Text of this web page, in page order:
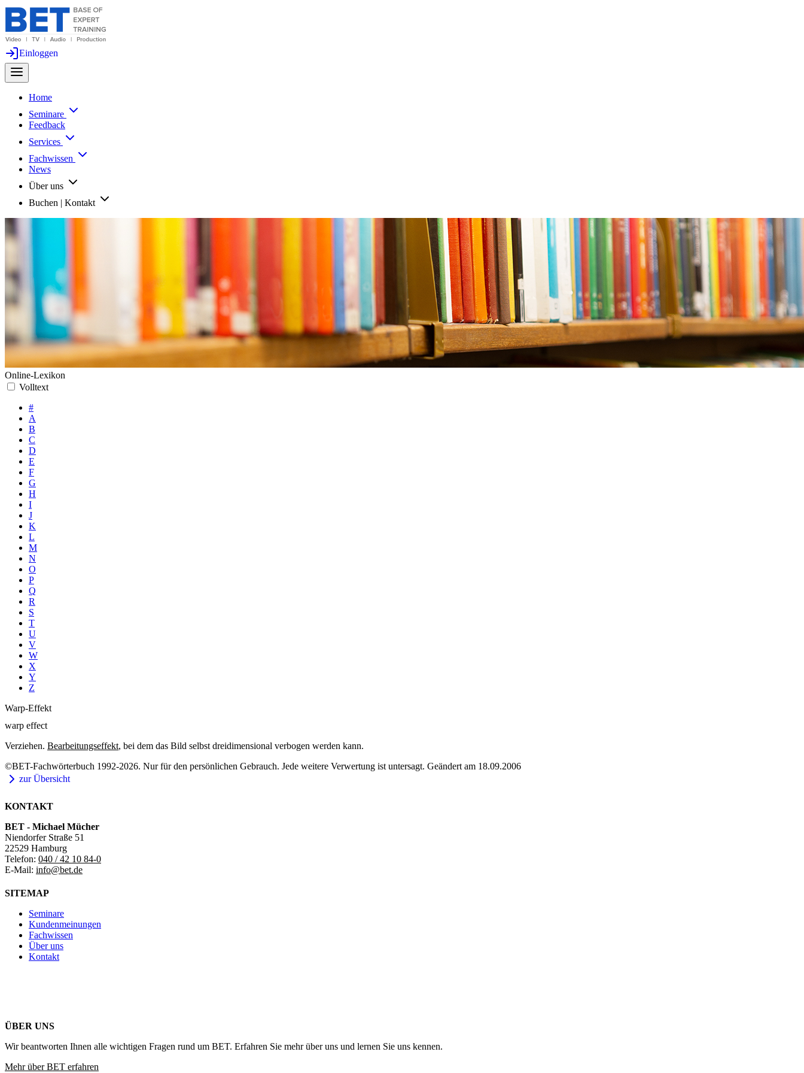
Einloggen
Home
Seminare
Feedback
Services
Fachwissen
News
Über uns
Buchen | Kontakt
Online-Lexikon
Volltext
#
A
B
C
D
E
F
G
H
I
J
K
L
M
N
O
P
Q
R
S
T
U
V
W
X
Y
Z
Warp-Effekt
warp effect
Verziehen. Bearbeitungseffekt, bei dem das Bild selbst dreidimensional verbogen werden kann.
©BET-Fachwörterbuch 1992-2026. Nur für den persönlichen Gebrauch. Jede weitere Verwertung ist untersagt. Geändert am 18.09.2006
zur Übersicht
KONTAKT
BET - Michael Mücher
Niendorfer Straße 51
22529 Hamburg
Telefon: 040 / 42 10 84-0
E-Mail: info@bet.de
SITEMAP
Seminare
Kundenmeinungen
Fachwissen
Über uns
Kontakt
ÜBER UNS
Wir beantworten Ihnen alle wichtigen Fragen rund um BET. Erfahren Sie mehr über uns und lernen Sie uns kennen.
Mehr über BET erfahren